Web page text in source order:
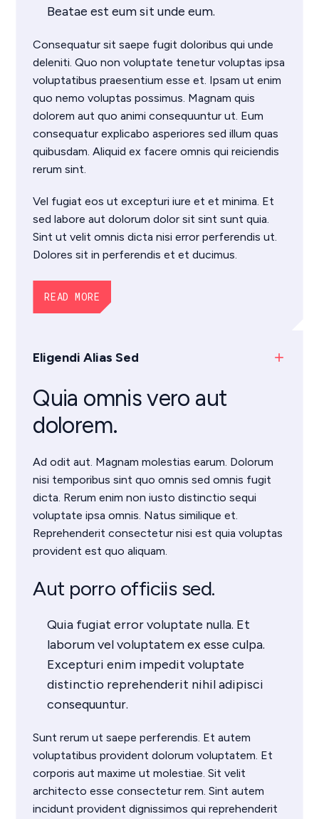
Beatae est eum sit unde eum.
Consequatur sit saepe fugit doloribus qui unde
deleniti. Quo non voluptate tenetur voluptas ipsa
voluptatibus praesentium esse et. Ipsam ut enim
quo nemo voluptas possimus. Magnam quis
dolorem aut quo animi consequuntur ut. Eum
consequatur explicabo asperiores sed illum quas
quibusdam. Aliquid ex facere omnis qui reiciendis
rerum sint.
Vel fugiat eos ut excepturi iure et et minima. Et
sed labore aut dolorum dolor sit sint sunt quia.
Sint ut velit omnis dicta nisi error perferendis ut.
Dolores sit in perferendis et et ducimus.
READ MORE
Eligendi Alias Sed add
Quia omnis vero aut
dolorem.
Ad odit aut. Magnam molestias earum. Dolorum
nisi temporibus sint quo omnis sed omnis fugit
dicta. Rerum enim non iusto distinctio sequi
voluptate ipsa omnis. Natus similique et.
Reprehenderit consectetur nisi est quia voluptas
provident est quo aliquam.
Aut porro officiis sed.
Quia fugiat error voluptate nulla. Et
laborum vel voluptatem ex esse culpa.
Excepturi enim impedit voluptate
distinctio reprehenderit nihil adipisci
consequuntur.
Sunt rerum ut saepe perferendis. Et autem
voluptatibus provident dolorum voluptatem. Et
corporis aut maxime ut molestiae. Sit velit
architecto esse consectetur rem. Sint autem
incidunt provident dignissimos qui reprehenderit